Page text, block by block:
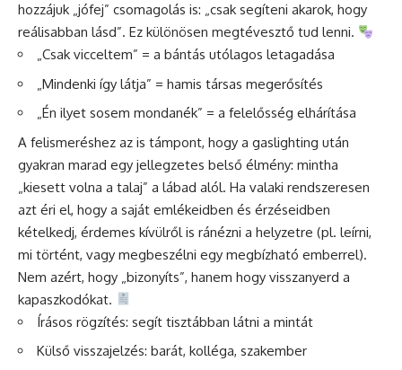
hozzájuk „jófej” csomagolás is: „csak segíteni akarok, hogy
reálisabban lásd”. Ez különösen megtévesztő tud lenni.
„Csak vicceltem” = a bántás utólagos letagadása
„Mindenki így látja” = hamis társas megerősítés
„Én ilyet sosem mondanék” = a felelősség elhárítása
A felismeréshez az is támpont, hogy a gaslighting után
gyakran marad egy jellegzetes belső élmény: mintha
„kiesett volna a talaj” a lábad alól. Ha valaki rendszeresen
azt éri el, hogy a saját emlékeidben és érzéseidben
kételkedj, érdemes kívülről is ránézni a helyzetre (pl. leírni,
mi történt, vagy megbeszélni egy megbízható emberrel).
Nem azért, hogy „bizonyíts”, hanem hogy visszanyerd a
kapaszkodókat.
Írásos rögzítés: segít tisztábban látni a mintát
Külső visszajelzés: barát, kolléga, szakember